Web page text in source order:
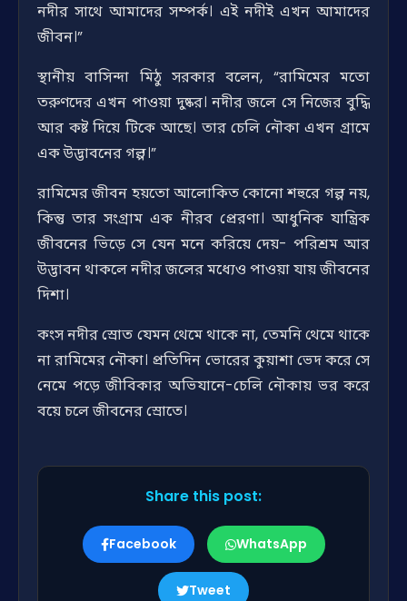
নদীর সাথে আমাদের সম্পর্ক। এই নদীই এখন আমাদের
জীবন।”
স্থানীয় বাসিন্দা মিঠু সরকার বলেন, “রামিমের মতো
তরুণদের এখন পাওয়া দুষ্কর। নদীর জলে সে নিজের বুদ্ধি
আর কষ্ট দিয়ে টিকে আছে। তার চেলি নৌকা এখন গ্রামে
এক উদ্ভাবনের গল্প।”
রামিমের জীবন হয়তো আলোকিত কোনো শহুরে গল্প নয়,
কিন্তু তার সংগ্রাম এক নীরব প্রেরণা। আধুনিক যান্ত্রিক
জীবনের ভিড়ে সে যেন মনে করিয়ে দেয়- পরিশ্রম আর
উদ্ভাবন থাকলে নদীর জলের মধ্যেও পাওয়া যায় জীবনের
দিশা।
কংস নদীর স্রোত যেমন থেমে থাকে না, তেমনি থেমে থাকে
না রামিমের নৌকা। প্রতিদিন ভোরের কুয়াশা ভেদ করে সে
নেমে পড়ে জীবিকার অভিযানে-চেলি নৌকায় ভর করে
বয়ে চলে জীবনের স্রোতে।
Share this post:
Facebook WhatsApp
Tweet